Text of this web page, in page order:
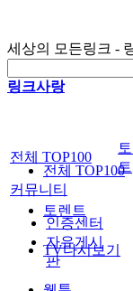
세상의 모든링크 -
링크사랑
전체 TOP100
토렌트
TV다시보기
전체 TOP100
트
커뮤니티
인증센터
자유게시
판